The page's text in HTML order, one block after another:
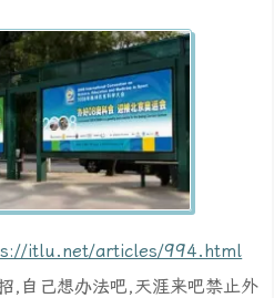
itlu.net/articles/994.html
,自己想办法吧,天涯来吧禁止外